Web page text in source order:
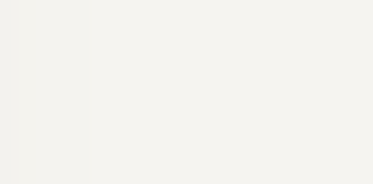
les apothicaires
écrit ainsi en caractère grec [...]
pour la plupart copies autographes de T...